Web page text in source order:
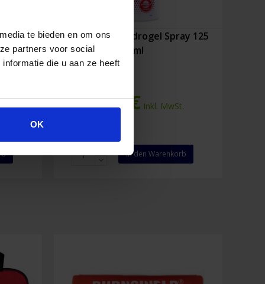
te bieden en om ons
partners voor social
die u aan ze heeft
OK
Burnshield Hydrogel Spray 125
ml
8,86€ Inkl. MwSt.
Hydrogel
In den Warenkorb